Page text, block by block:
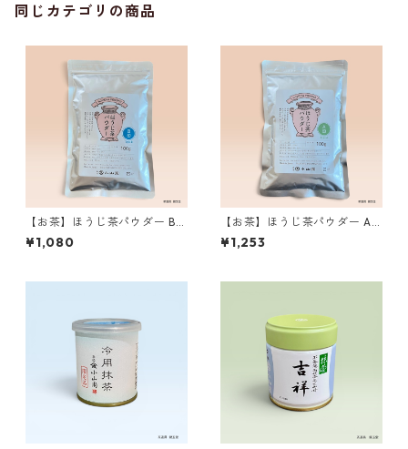
同じカテゴリの商品
【お茶】ほうじ茶パウダー B印
100g 丸久小山園製 ／Hojic
ha Powder Type B 100g
¥1,080
【お茶】ほうじ茶パウダー A
印 100g 丸久小山園製 ／Hoj
icha Powder Type A 100g
¥1,253